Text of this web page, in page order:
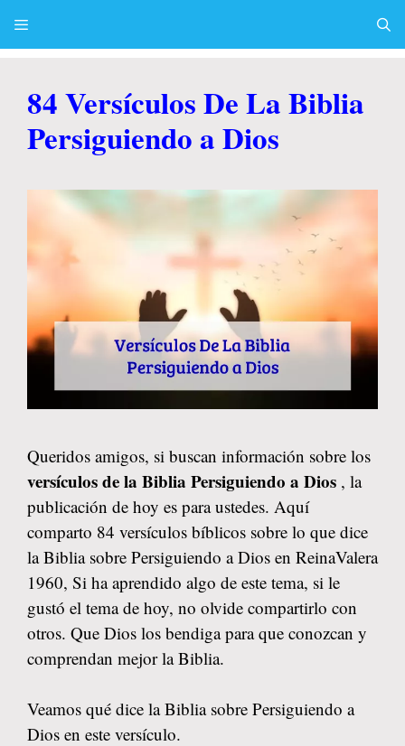
84 Versículos De La Biblia
Persiguiendo a Dios
Queridos amigos, si buscan información sobre los
versículos de la Biblia Persiguiendo a Dios , la
publicación de hoy es para ustedes. Aquí
comparto 84 versículos bíblicos sobre lo que dice
la Biblia sobre Persiguiendo a Dios en ReinaValera
1960, Si ha aprendido algo de este tema, si le
gustó el tema de hoy, no olvide compartirlo con
otros. Que Dios los bendiga para que conozcan y
comprendan mejor la Biblia.
Veamos qué dice la Biblia sobre Persiguiendo a
Dios en este versículo.